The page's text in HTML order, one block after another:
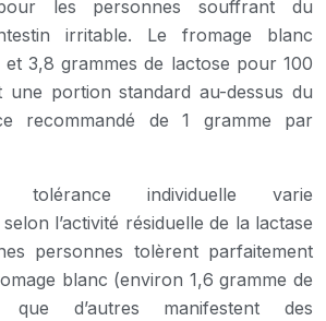
les personnes souffrant du
irritable. Le fromage blanc
3,8 grammes de lactose pour 100
une portion standard au-dessus du
recommandé de 1 gramme par
tolérance individuelle varie
l’activité résiduelle de la lactase
personnes tolèrent parfaitement
blanc (environ 1,6 gramme de
que d’autres manifestent des